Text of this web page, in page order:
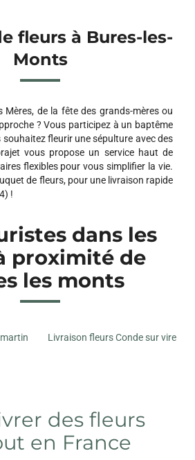
fleurs à Bures-les-
Monts
Mères, de la fête des grands-mères ou
? Vous participez à un baptême
fleurir une sépulture avec des
vous propose un service haut de
flexibles pour vous simplifier la vie.
de fleurs, pour une livraison rapide
!
dans les
proximité de
les monts
Livraison fleurs Conde sur vire
des fleurs
en France